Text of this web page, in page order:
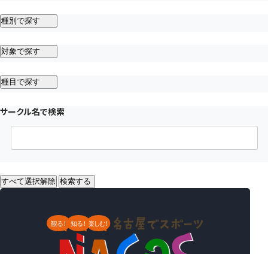
種別で探す
対象で探す
種目で探す
サークル名で検索
すべて選択解除 検索する